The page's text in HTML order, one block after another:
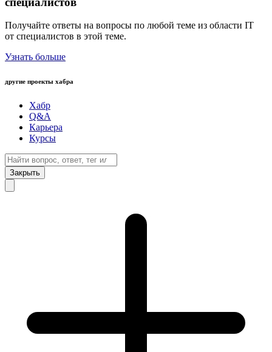
Получайте ответы на вопросы по любой теме из области IT
от специалистов в этой теме.
Узнать больше
другие проекты хабра
Хабр
Q&A
Карьера
Курсы
Закрыть